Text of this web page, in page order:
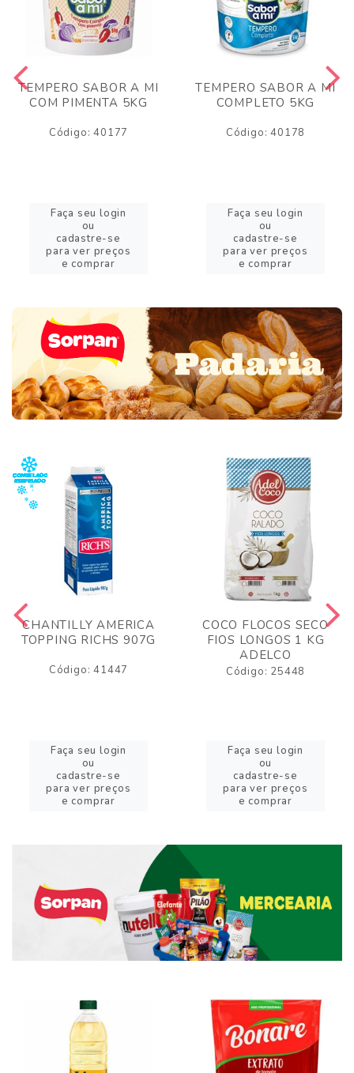
TEMPERO SABOR A MI
COM PIMENTA 5KG
Código: 40177
Faça seu login
ou
cadastre-se
para ver preços
e comprar
TEMPERO SABOR A MI
COMPLETO 5KG
Código: 40178
Faça seu login
ou
cadastre-se
para ver preços
e comprar
CHANTILLY AMERICA
TOPPING RICHS 907G
Código: 41447
Faça seu login
ou
cadastre-se
para ver preços
e comprar
COCO FLOCOS SECO
FIOS LONGOS 1 KG
ADELCO
Código: 25448
Faça seu login
ou
cadastre-se
para ver preços
e comprar